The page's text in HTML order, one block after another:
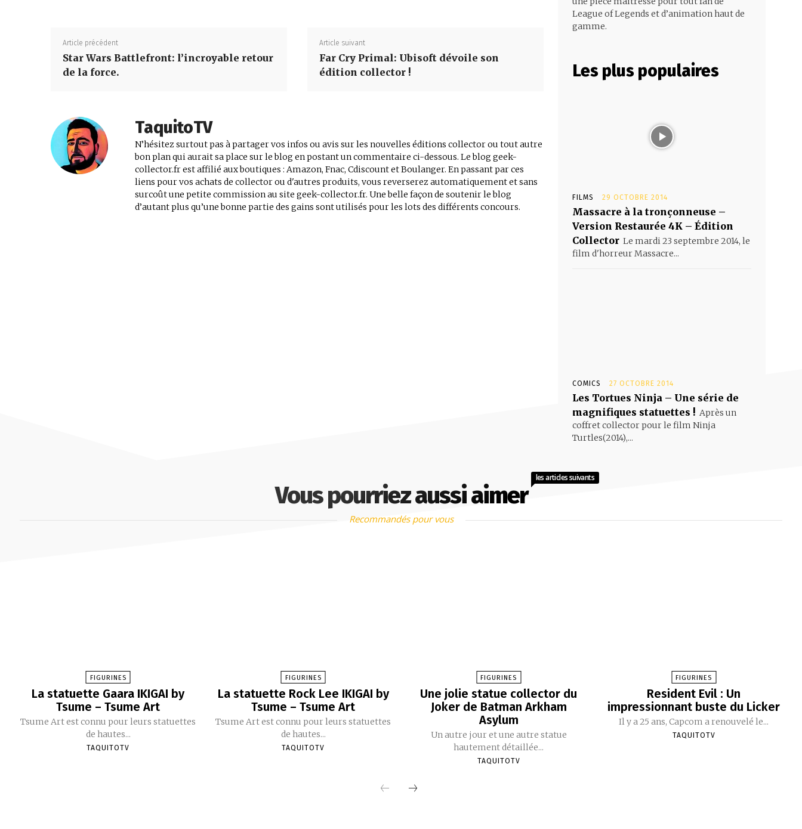
Article précédent
Star Wars Battlefront: l’incroyable retour
de la force.
Article suivant
Far Cry Primal: Ubisoft dévoile son
édition collector !
TaquitoTV
N’hésitez surtout pas à partager vos infos ou avis sur les nouvelles éditions collector ou tout autre
bon plan qui aurait sa place sur le blog en postant un commentaire ci-dessous. Le blog geek-
collector.fr est affilié aux boutiques : Amazon, Fnac, Cdiscount et Boulanger. En passant par ces
liens pour vos achats de collector ou d'autres produits, vous reverserez automatiquement et sans
surcoût une petite commission au site geek-collector.fr. Une belle façon de soutenir le blog
d’autant plus qu’une bonne partie des gains sont utilisés pour les lots des différents concours.
League of Legends et d’animation haut de
gamme.
Les plus populaires
FILMS 29 OCTOBRE 2014
Massacre à la tronçonneuse –
Version Restaurée 4K – Édition
Collector Le mardi 23 septembre 2014, le
film d'horreur Massacre...
COMICS 27 OCTOBRE 2014
Les Tortues Ninja – Une série de
magnifiques statuettes ! Après un
coffret collector pour le film Ninja
Turtles(2014),...
Vous pourriez aussi aimer
les articles suivants
Recommandés pour vous
FIGURINES
La statuette Gaara IKIGAI by
Tsume – Tsume Art
Tsume Art est connu pour leurs statuettes
de hautes...
TAQUITOTV
FIGURINES
La statuette Rock Lee IKIGAI by
Tsume – Tsume Art
Tsume Art est connu pour leurs statuettes
de hautes...
TAQUITOTV
FIGURINES
Une jolie statue collector du
Joker de Batman Arkham
Asylum
Un autre jour et une autre statue
hautement détaillée...
TAQUITOTV
FIGURINES
Resident Evil : Un
impressionnant buste du Licker
Il y a 25 ans, Capcom a renouvelé le...
TAQUITOTV